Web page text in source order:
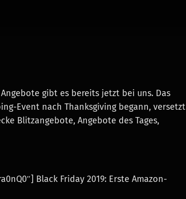
gibt es bereits jetzt bei uns. Das
Event nach Thanksgiving begann, versetzt
Blitzangebote, Angebote des Tages,
Black Friday 2019: Erste Amazon-